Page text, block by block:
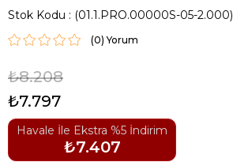
Stok Kodu (01.1.PRO.00000S-05-2.000)
(0)
₺8.208
₺7.797
Havale İle Ekstra %5 İndirim
₺7.407